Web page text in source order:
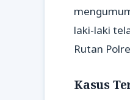
laki-laki
Rutan
Kasus